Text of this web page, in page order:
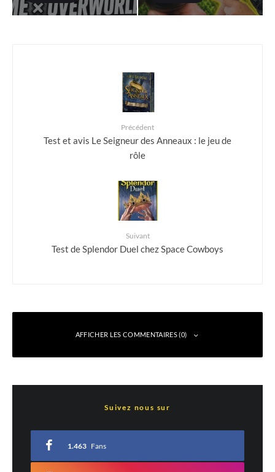
Précédent
Test et avis Le Seigneur des Anneaux : le jeu de
rôle
Suivant
Test de Splendor Duel chez Space Cowboys
AFFICHER LES COMMENTAIRES (0)
*
Commentaire*
Suivez nous sur
1.463 Fans